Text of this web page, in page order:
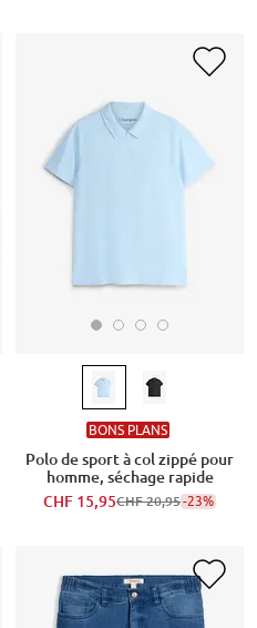
BONS PLANS
Polo de sport à col zippé pour
homme, séchage rapide
CHF 15,95CHF 20,95-23%